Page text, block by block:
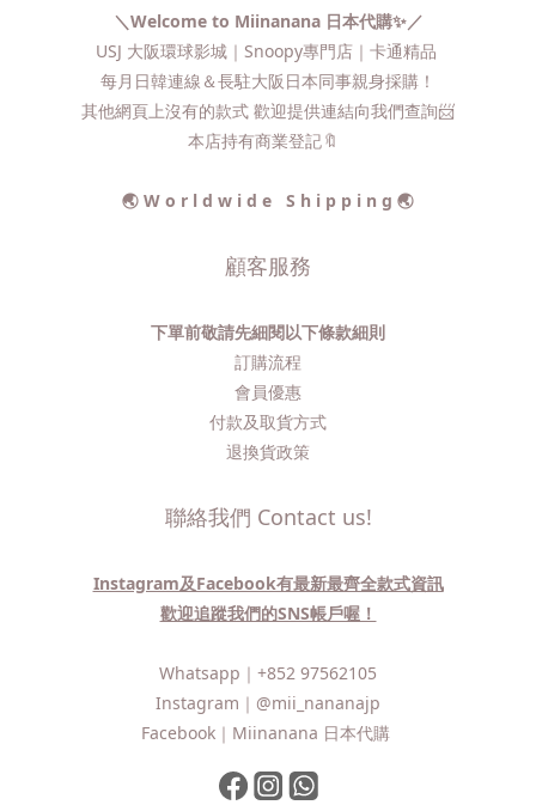
＼Welcome to Miinanana 日本代購✨／
USJ 大阪環球影城｜Snoopy專門店｜卡通精品
每月日韓連線＆長駐大阪日本同事親身採購！
其他網頁上沒有的款式 歡迎提供連結向我們查詢📨​
本店持有商業登記🔖
🌏 W o r l d w i d e S h i p p i n g 🌏
顧客服務
下單前敬請先細閱以下條款細則
訂購流程​
會員優惠
付款及取貨方式
退換貨政策
聯絡我們 Contact us!
Instagram及Facebook有最新最齊全款式資訊
歡迎追蹤我們的SNS帳戶喔！
Whatsapp｜ +852 97562105
Instagram｜ @mii_nananajp
Facebook｜ Miinanana 日本代購